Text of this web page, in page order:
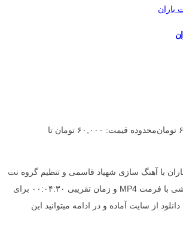
تومان
محدوده قیمت: ۶۰,۰۰۰ تومان تا
با آهنگ سازی شهیاد قاسمی و تنظیم گروه نت
دونی در یک ویدیو آموزشی با فرمت MP4 و زمان تقریبی ۰۰:۰۴:۳۰ برای
از سایت آماده و در ادامه میتوانید این